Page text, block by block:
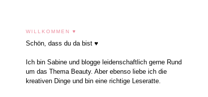
WILLKOMMEN ♥
Schön, dass du da bist ♥
Ich bin Sabine und blogge leidenschaftlich gerne Rund
um das Thema Beauty. Aber ebenso liebe ich die
kreativen Dinge und bin eine richtige Leseratte.